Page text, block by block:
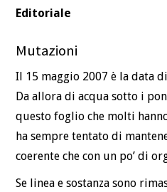
Editoriale
Mutazioni
Il 15 maggio 2007 è la data
Da allora di acqua sotto i
questo foglio che molti
ha sempre tentato di
coerente che con un po’ di
Se linea e sostanza sono